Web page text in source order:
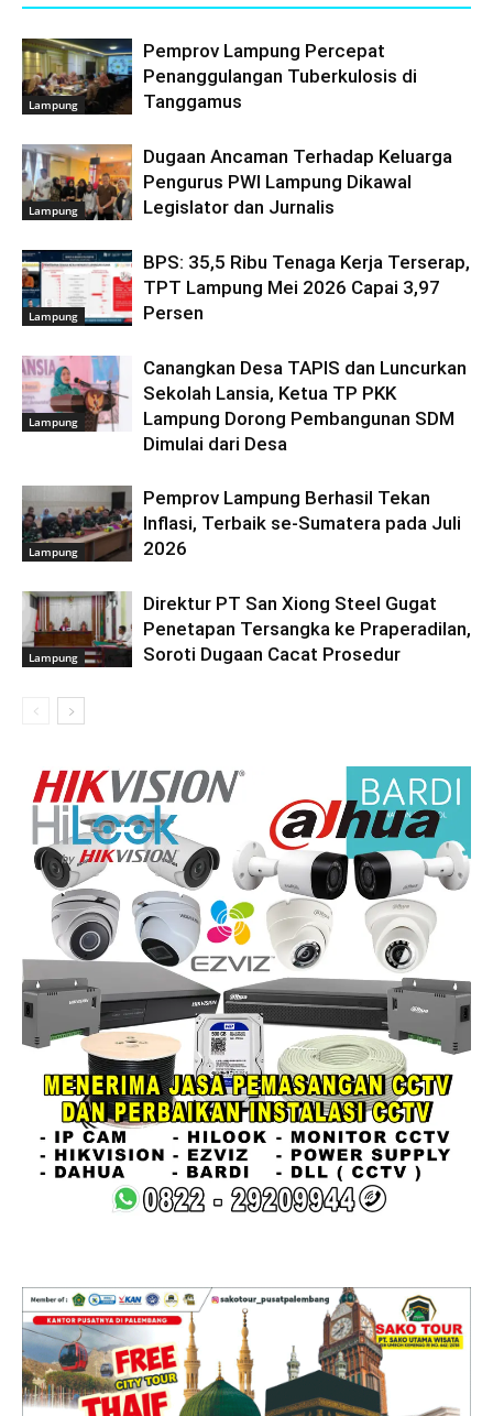
Lampung
Pemprov Lampung Percepat
Penanggulangan Tuberkulosis di
Tanggamus
Lampung
Dugaan Ancaman Terhadap Keluarga
Pengurus PWI Lampung Dikawal
Legislator dan Jurnalis
Lampung
BPS: 35,5 Ribu Tenaga Kerja Terserap,
TPT Lampung Mei 2026 Capai 3,97
Persen
Lampung
Canangkan Desa TAPIS dan Luncurkan
Sekolah Lansia, Ketua TP PKK
Lampung Dorong Pembangunan SDM
Dimulai dari Desa
Lampung
Pemprov Lampung Berhasil Tekan
Inflasi, Terbaik se-Sumatera pada Juli
2026
Lampung
Direktur PT San Xiong Steel Gugat
Penetapan Tersangka ke Praperadilan,
Soroti Dugaan Cacat Prosedur